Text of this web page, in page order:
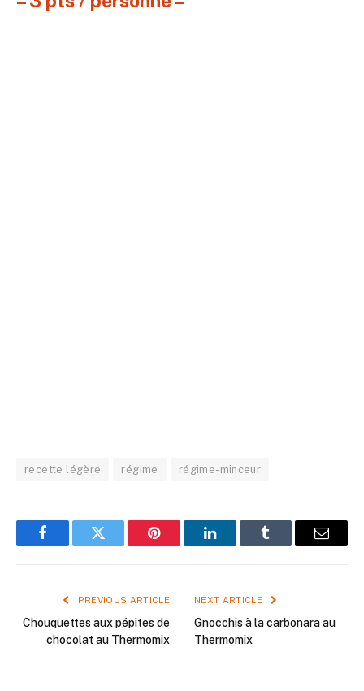
recette légère régime régime-minceur
FacebookTwitter Pinterest LinkedInTumblr Email
PREVIOUS ARTICLE
Chouquettes aux pépites de
chocolat au Thermomix
NEXT ARTICLE
Gnocchis à la carbonara au
Thermomix